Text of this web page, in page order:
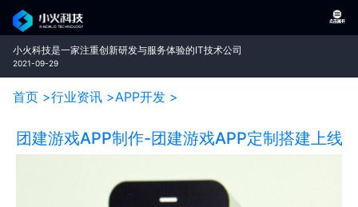
小火科技是一家注重创新研发与服务体验的IT技术公司
2021-09-29
首页 >行业资讯 >APP开发 >
团建游戏APP制作-团建游戏APP定制搭建上线